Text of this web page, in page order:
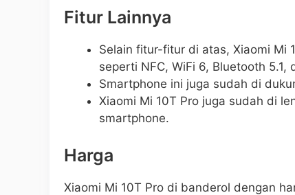
Fitur Lainnya
Selain fitur-fitur di atas, Xiaomi Mi
seperti NFC, WiFi 6, Bluetooth 5.1,
Smartphone ini juga sudah di
Xiaomi Mi 10T Pro juga sudah di
smartphone.
Harga
Xiaomi Mi 10T Pro di banderol dengan